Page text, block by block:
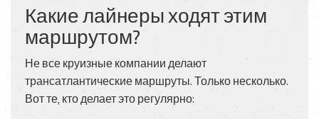
Какие лайнеры ходят этим
маршрутом?
Не все круизные компании делают
трансатлантические маршруты. Только несколько.
Вот те, кто делает это регулярно: